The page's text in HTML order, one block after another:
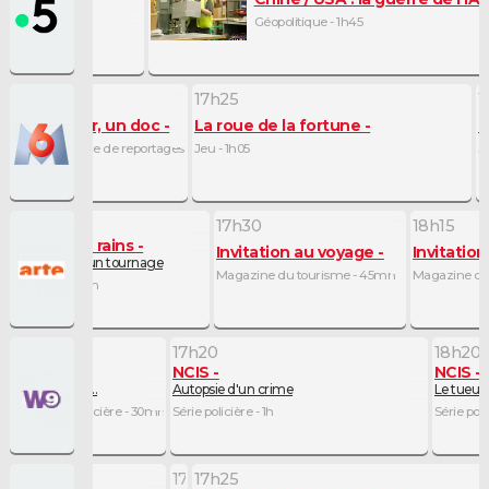
(Japon)
Géopolitique - 1h45
Un jour, un doc
Magazine de reportages - 35mn
17h25
La roue de la fortune
Jeu - 1h05
the rains
coulisses d'un tournage
- 50mn
17h30
Invitation au voyage
Magazine du tourisme - 45mn
18h15
Invitation
Magazine
Et après...
Série policière - 30mn
17h20
NCIS
Autopsie d'un crime
Série policière - 1h
18h20
NCIS
Le tueur
Série
17h2017h25